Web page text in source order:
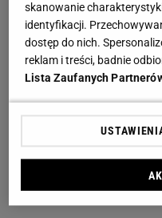
skanowanie
identyfikacji.
dostęp do nich.
reklam i treści, badnie
Lista Zaufanych